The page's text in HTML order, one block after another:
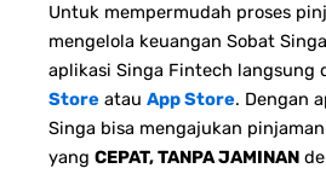
Untuk mempermudah proses
mengelola keuangan Sobat
aplikasi Singa Fintech langsung
Store atau App Store. Dengan
Singa bisa mengajukan
yang CEPAT, TANPA JAMINAN